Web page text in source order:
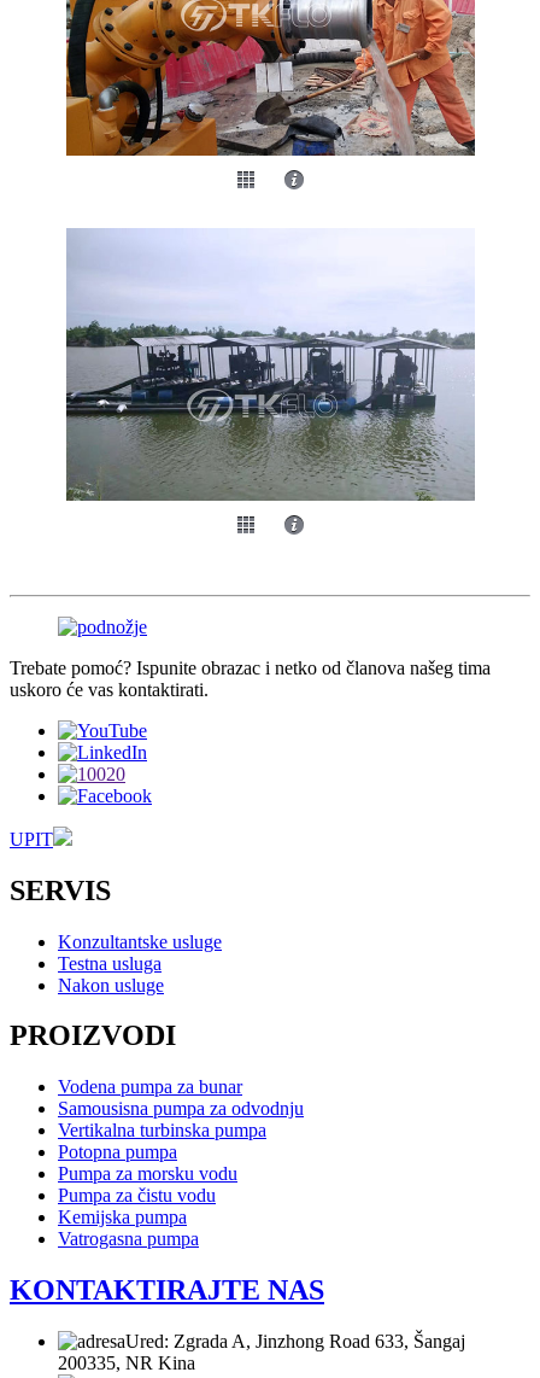
Trebate pomoć? Ispunite obrazac i netko od članova našeg tima
uskoro će vas kontaktirati.
UPIT
SERVIS
Konzultantske usluge
Testna usluga
Nakon usluge
PROIZVODI
Vodena pumpa za bunar
Samousisna pumpa za odvodnju
Vertikalna turbinska pumpa
Potopna pumpa
Pumpa za morsku vodu
Pumpa za čistu vodu
Kemijska pumpa
Vatrogasna pumpa
KONTAKTIRAJTE NAS
Ured: Zgrada A, Jinzhong Road 633, Šangaj
200335, NR Kina